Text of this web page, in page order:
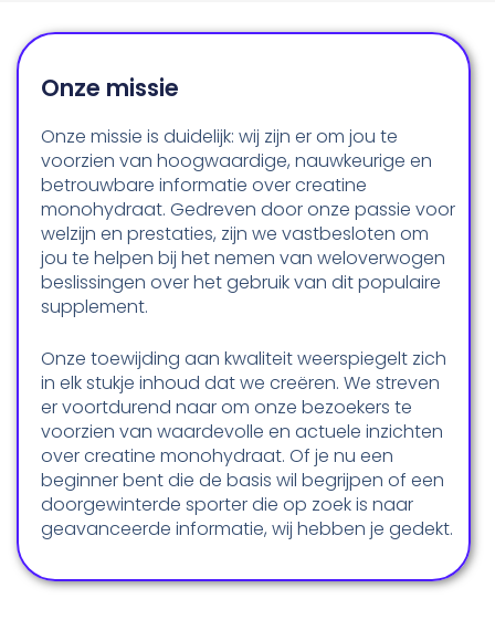
Onze missie
Onze missie is duidelijk: wij zijn er om jou te
voorzien van hoogwaardige, nauwkeurige en
betrouwbare informatie over creatine
monohydraat. Gedreven door onze passie voor
welzijn en prestaties, zijn we vastbesloten om
jou te helpen bij het nemen van weloverwogen
beslissingen over het gebruik van dit populaire
supplement.
Onze toewijding aan kwaliteit weerspiegelt zich
in elk stukje inhoud dat we creëren. We streven
er voortdurend naar om onze bezoekers te
voorzien van waardevolle en actuele inzichten
over creatine monohydraat. Of je nu een
beginner bent die de basis wil begrijpen of een
doorgewinterde sporter die op zoek is naar
geavanceerde informatie, wij hebben je gedekt.